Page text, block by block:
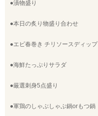
●漬物盛り
●本日の炙り物盛り合わせ
●エビ春巻き チリソースディップ
●海鮮たっぷりサラダ
●厳選刺身5点盛り
●軍鶏のしゃぶしゃぶ鍋orもつ鍋